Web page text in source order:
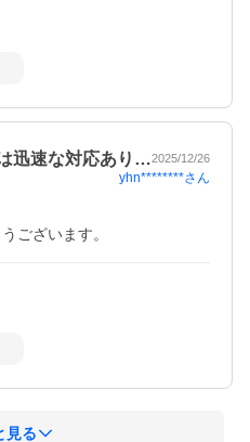
迅速な対応あり…2025/12/26
yhn********さん
ございます。
見る